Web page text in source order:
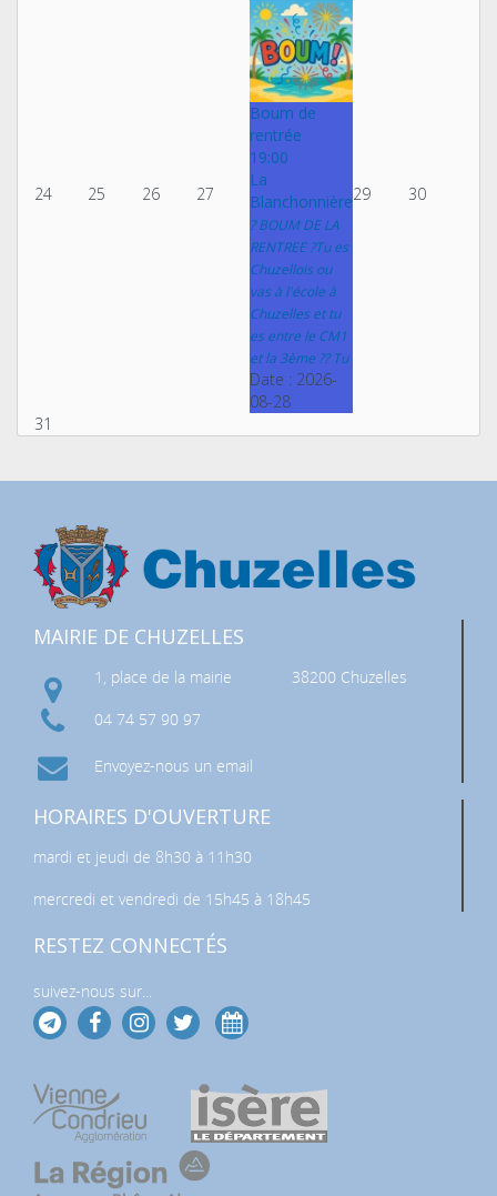
24 25 26 27
Boum de
rentrée
19:00
La
Blanchonnière
? BOUM DE LA
RENTREE ?Tu es
Chuzellois ou
vas à l'école à
Chuzelles et tu
es entre le CM1
et la 3ème ?? Tu
Date : 2026-
08-28
29 30
31
MAIRIE DE CHUZELLES
1, place de la mairie
38200 Chuzelles
04 74 57 90 97
Envoyez-nous un email
HORAIRES D'OUVERTURE
mardi et jeudi de 8h30 à 11h30
mercredi et vendredi de 15h45 à 18h45
RESTEZ CONNECTÉS
suivez-nous sur...